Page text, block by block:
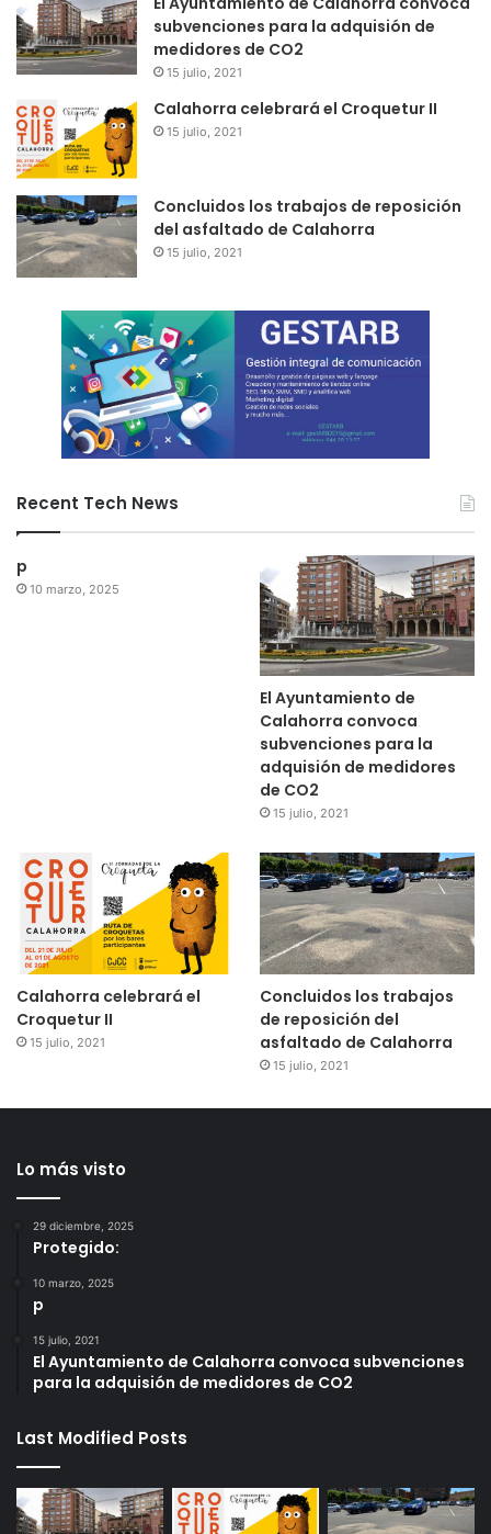
subvenciones para la adquisión de
medidores de CO2
15 julio, 2021
Calahorra celebrará el Croquetur II
15 julio, 2021
Concluidos los trabajos de reposición
del asfaltado de Calahorra
15 julio, 2021
Recent Tech News
p
10 marzo, 2025
El Ayuntamiento de
Calahorra convoca
subvenciones para la
adquisión de medidores
de CO2
15 julio, 2021
Calahorra celebrará el
Croquetur II
15 julio, 2021
Concluidos los trabajos
de reposición del
asfaltado de Calahorra
15 julio, 2021
Lo más visto
29 diciembre, 2025
Protegido:
10 marzo, 2025
p
15 julio, 2021
El Ayuntamiento de Calahorra convoca subvenciones
para la adquisión de medidores de CO2
Last Modified Posts